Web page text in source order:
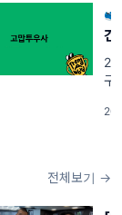
건
로
화
구
난
전체보기 →